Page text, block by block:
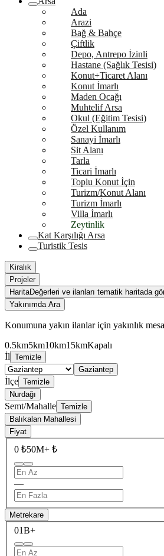
Ada
Arazi
Bağ & Bahçe
Çiftlik
Depo, Antrepo İzinli
Hastane (Sağlık Tesisi)
Konut+Ticaret Alanı
Konut İmarlı
Maden Ocağı
Muhtelif Arsa
Okul (Eğitim Tesisi)
Özel Kullanım
Sanayi İmarlı
Sit Alanı
Tarla
Ticari İmarlı
Toplu Konut İçin
Turizm/Konut Alanı
Turizm İmarlı
Villa İmarlı
Zeytinlik
Kat Karşılığı Arsa
Turistik Tesis
Kiralık
Projeler
HaritaDeğerleri ve ilanları tematik haritada
Yakınımda Ara
Konumuna yakın ilanlar için yakınlık
0.5km5km10km15kmKapalı
İl Temizle
Gaziantep
İlçe Temizle
Nurdağı
Semt/Mahalle Temizle
Balıkalan Mahallesi
Fiyat
0 ₺50M+ ₺
—
Metrekare
01B+